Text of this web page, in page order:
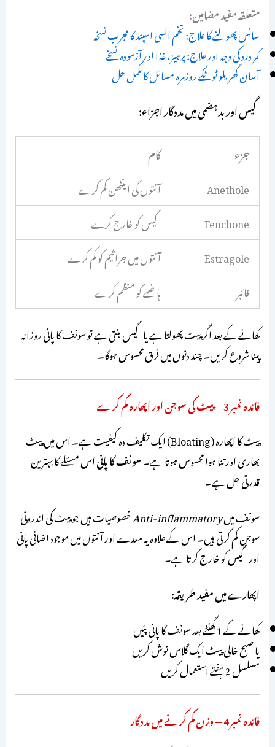
متعلقہ مفید مضامین:
سانس پھولنے کا علاج: تخم السی اسپند کا مجرب نسخہ
کمر درد کی وجہ اور علاج: پرہیز، غذا اور آزمودہ نسخے
آسان گھریلو ٹوٹکے روزمرہ مسائل کا مکمل حل
گیس اور بدہضمی میں مددگار اجزاء:
جزء
کام
Anethole
آنتوں کی اینٹھن کم کرے
Fenchone
گیس کو خارج کرے
Estragole
آنتوں میں جراثیم کو کم کرے
فائبر
ہاضمے کو منظم کرے
کھانے کے بعد اگر پیٹ پھولتا ہے یا گیس بنتی ہے تو سونف کا پانی روزانہ
پینا شروع کریں۔ چند دنوں میں فرق محسوس ہوگا۔
فائدہ نمبر 3 — پیٹ کی سوجن اور اپھارہ کم کرے
پیٹ کا اپھارہ (Bloating) ایک تکلیف دہ کیفیت ہے۔ اس میں پیٹ
بھاری اور تنا ہوا محسوس ہوتا ہے۔سونف کا پانیاس مسئلے کا بہترین
قدرتی حل ہے۔
سونف میںAnti-inflammatoryخصوصیات ہیں جو پیٹ کی اندرونی
سوجن کم کرتی ہیں۔ اس کے علاوہ یہ معدے اور آنتوں میں موجود اضافی پانی
اور گیس کو خارج کرتا ہے۔
اپھارے میں مفید طریقہ:
کھانے کے 1 گھنٹے بعد سونف کا پانی پئیں
یا صبح خالی پیٹ ایک گلاس نوش کریں
مسلسل 2 ہفتے استعمال کریں
فائدہ نمبر 4 — وزن کم کرنے میں مددگار